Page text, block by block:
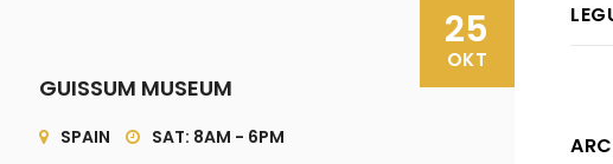
25
OKT
GUISSUM MUSEUM
SPAIN SAT: 8AM - 6PM